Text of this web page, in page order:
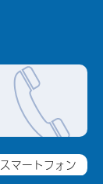
スマートフォン